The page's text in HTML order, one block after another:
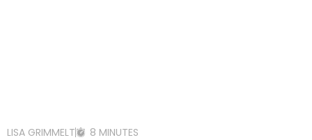
LISA GRIMMELT 8 MINUTES